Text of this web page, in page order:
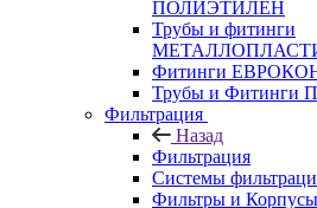
ПОЛИЭТИЛЕН
Трубы и фитинги
Фитинги
Трубы и
Фильтрация
Назад
Фильтрация
Системы
Фильтры и Корпусы